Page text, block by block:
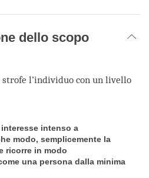
dello scopo
l’individuo con un livello
intenso a
modo, semplicemente la
ricorre in modo
una persona dalla minima